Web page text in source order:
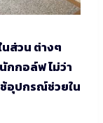
ส่วน ต่างๆ
กกอล์ฟ ไม่ว่า
ช้อุปกรณ์ช่วยใน